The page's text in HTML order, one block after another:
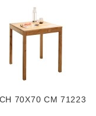
70X70 CM 71223